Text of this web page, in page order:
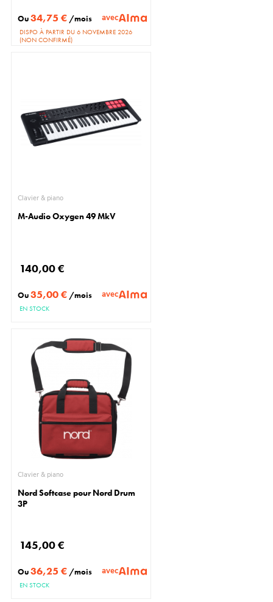
Ou34,75 € /mois avec
DISPO À PARTIR DU 6 NOVEMBRE 2026
(NON CONFIRMÉ)
Clavier & piano
M-Audio Oxygen 49 MkV
140,00 €
Ou35,00 € /mois avec
EN STOCK
Clavier & piano
Nord Softcase pour Nord Drum
3P
145,00 €
Ou36,25 € /mois avec
EN STOCK